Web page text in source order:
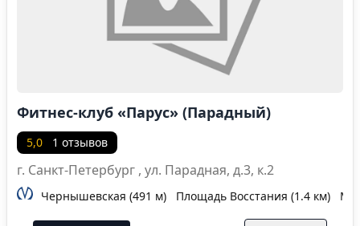
Фитнес-клуб «Парус» (Парадный)
5,0 1 отзывов
г. Санкт-Петербург , ул. Парадная, д.3, к.2
Чернышевская (491 м) Площадь Восстания (1.4 км)